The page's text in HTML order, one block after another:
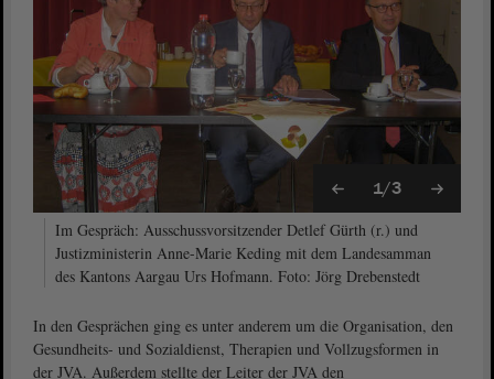
1/3
Im Gespräch: Ausschussvorsitzender Detlef Gürth (r.) und
Justizministerin Anne-Marie Keding mit dem Landesamman
des Kantons Aargau Urs Hofmann. Foto: Jörg Drebenstedt
In den Gesprächen ging es unter anderem um die Organisation, den
Gesundheits- und Sozialdienst, Therapien und Vollzugsformen in
der JVA. Außerdem stellte der Leiter der JVA den